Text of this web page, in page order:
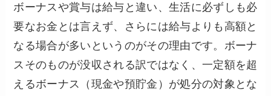
ボーナスや賞与は給与と違い、生活に必ずしも必
要なお金とは言えず、さらには給与よりも高額と
なる場合が多いというのがその理由です。ボーナ
スそのものが没収される訳ではなく、一定額を超
えるボーナス（現金や預貯金）が処分の対象とな